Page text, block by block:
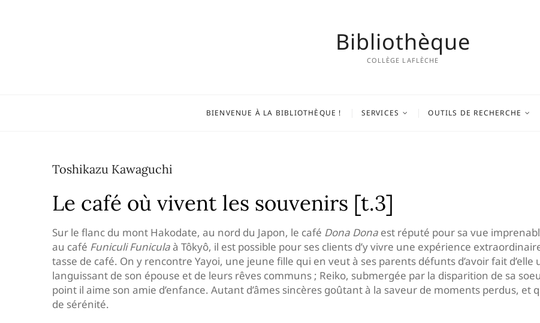
Bibliothèque
COLLÈGE LAFLÈCHE
BIENVENUE À LA BIBLIOTHÈQUE ! SERVICES OUTILS DE RECHERCHE
Toshikazu Kawaguchi
Le café où vivent les souvenirs [t.3]
Sur le flanc du mont Hakodate, au nord du Japon, le café Dona Dona est réputé pour sa vue
au café Funiculi Funiculaà Tôkyô, il est possible pour ses clients d’y vivre une expérience
tasse de café. On y rencontre Yayoi, une jeune fille qui en veut à ses parents défunts d’avoir fait
languissant de son épouse et de leurs rêves communs ; Reiko, submergée par la disparition de sa
point il aime son amie d’enfance. Autant d’âmes sincères goûtant à la saveur de moments perdus, et
de sérénité.